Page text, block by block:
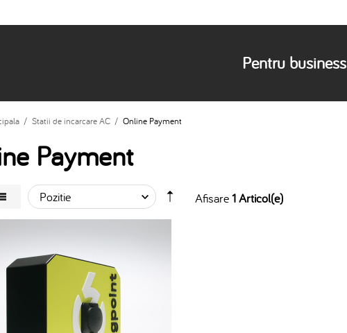
Pentru business
/ Statii de incarcare AC / Online Payment
Payment
Afisare1 Articol(e)